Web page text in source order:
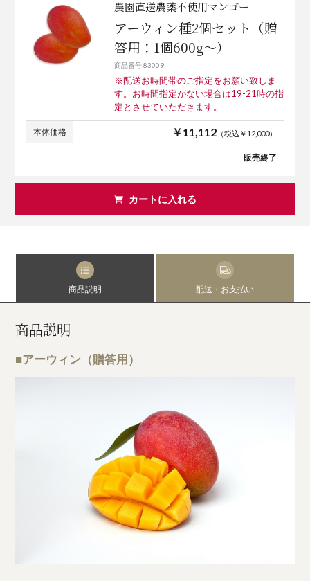
農園直送農薬不使用マンゴー
アーウィン種2個セット（贈
答用：1個600g～）
商品番号 83009
※配送お時間帯のご指定をお願い致しま
す。お時間指定がない場合は19-21時の指
定とさせていただきます。
本体価格 ￥11,112（税込￥12,000）
販売終了
カートに入れる
商品説明 配送・お支払い
商品説明
■アーウィン（贈答用）